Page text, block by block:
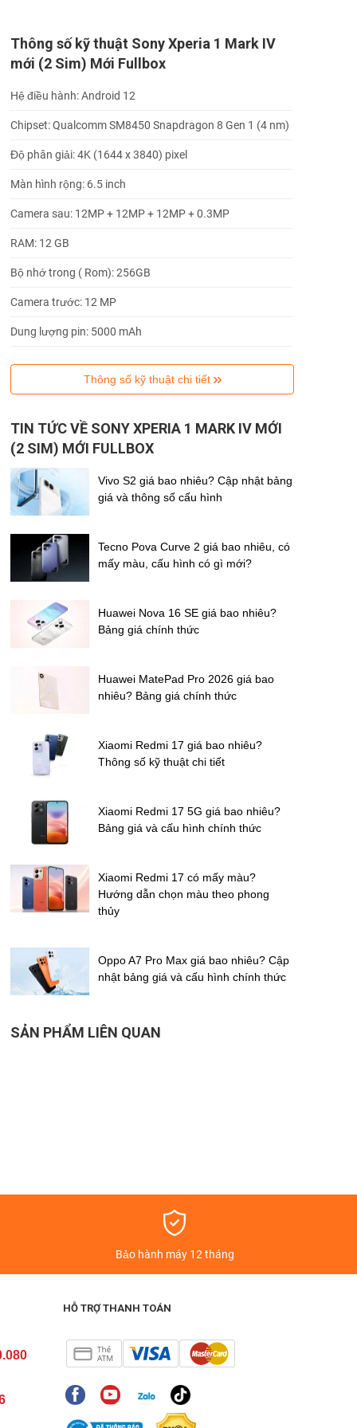
Thông số kỹ thuật Sony Xperia 1 Mark IV
mới (2 Sim) Mới Fullbox
Hệ điều hành: Android 12
Chipset: Qualcomm SM8450 Snapdragon 8 Gen 1 (4 nm)
Độ phân giải: 4K (1644 x 3840) pixel
Màn hình rộng: 6.5 inch
Camera sau: 12MP + 12MP + 12MP + 0.3MP
RAM: 12 GB
Bộ nhớ trong ( Rom): 256GB
Camera trước: 12 MP
Dung lượng pin: 5000 mAh
Thông số kỹ thuật chi tiết
TIN TỨC VỀ SONY XPERIA 1 MARK IV MỚI
(2 SIM) MỚI FULLBOX
Vivo S2 giá bao nhiêu? Cập nhật bảng
giá và thông số cấu hình
Tecno Pova Curve 2 giá bao nhiêu, có
mấy màu, cấu hình có gì mới?
Huawei Nova 16 SE giá bao nhiêu?
Bảng giá chính thức
Huawei MatePad Pro 2026 giá bao
nhiêu? Bảng giá chính thức
Xiaomi Redmi 17 giá bao nhiêu?
Thông số kỹ thuật chi tiết
Xiaomi Redmi 17 5G giá bao nhiêu?
Bảng giá và cấu hình chính thức
Xiaomi Redmi 17 có mấy màu?
Hướng dẫn chọn màu theo phong
thủy
Oppo A7 Pro Max giá bao nhiêu? Cập
nhật bảng giá và cấu hình chính thức
SẢN PHẨM LIÊN QUAN
Bảo hành máy 12 tháng
HỖ TRỢ THANH TOÁN